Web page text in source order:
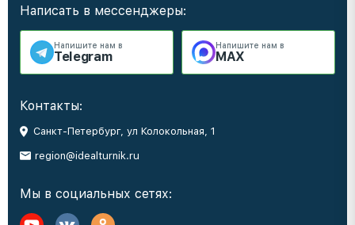
Написать в мессенджеры:
Напишите нам в
Telegram
Напишите нам в
MAX
Контакты:
Санкт-Петербург, ул Колокольная, 1
region@idealturnik.ru
Мы в социальных сетях: